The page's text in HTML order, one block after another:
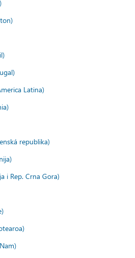
Latina)
republika)
i Rep. Crna Gora)